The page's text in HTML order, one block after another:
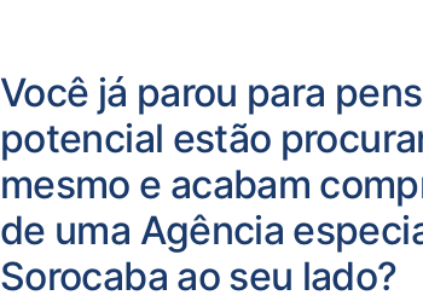
Você já parou para
potencial estão
mesmo e acabam
de uma Agência
Sorocaba ao seu lado?